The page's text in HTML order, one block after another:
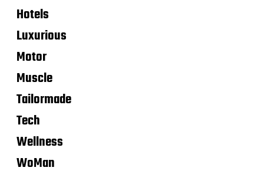
Hotels
Luxurious
Motor
Muscle
Tailormade
Tech
Wellness
WoMan